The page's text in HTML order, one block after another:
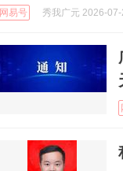
网易号 秀我广元 2026-07-